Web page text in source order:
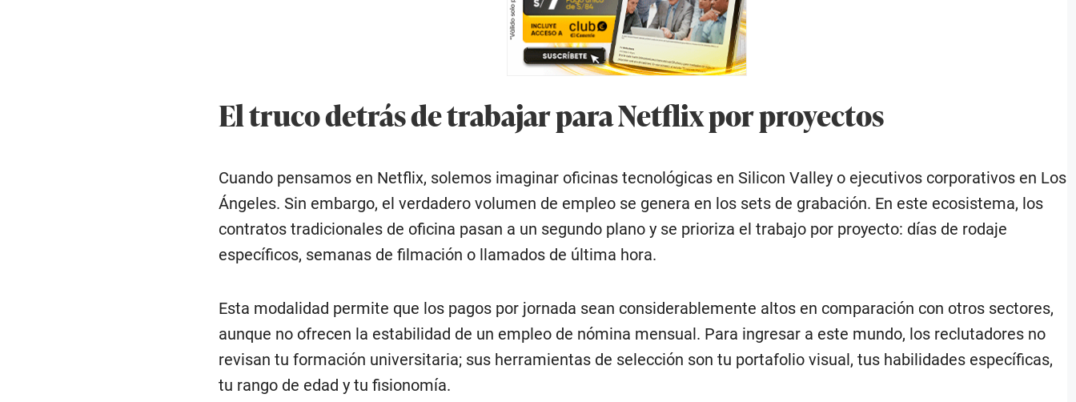
El truco detrás de trabajar para Netflix por proyectos
Cuando pensamos en Netflix, solemos imaginar oficinas tecnológicas en Silicon Valley o ejecutivos corporativos en Los
Ángeles. Sin embargo, el verdadero volumen de empleo se genera en los sets de grabación. En este ecosistema, los
contratos tradicionales de oficina pasan a un segundo plano y se prioriza el trabajo por proyecto: días de rodaje
específicos, semanas de filmación o llamados de última hora.
Esta modalidad permite que los pagos por jornada sean considerablemente altos en comparación con otros sectores,
aunque no ofrecen la estabilidad de un empleo de nómina mensual. Para ingresar a este mundo, los reclutadores no
revisan tu formación universitaria; sus herramientas de selección son tu portafolio visual, tus habilidades específicas,
tu rango de edad y tu fisionomía.